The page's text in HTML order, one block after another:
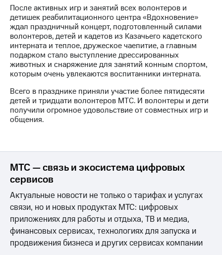
и акционерам
Корпоративное
управление
Корпоративный
секретарь
Раскрытие
информации
Информация
акционерам
Документы
акционеров
Личный
кабинет
акционера
Акционерный
Контроль
и
аудит
Рынок
акций
После активных игр и занятий всех волонтеров и
детишек реабилитационного центра «Вдохновение»
ждал праздничный концерт, подготовленный силами
волонтеров, детей и кадетов из Казачьего кадетского
интерната и теплое, дружеское чаепитие, а главным
подарком стало выступление дрессированных
животных и снаряжение для занятий конным спортом,
которым очень увлекаются воспитанники интерната.
Всего в празднике приняли участие более пятидесяти
детей и тридцати волонтеров МТС. И волонтеры и дети
получили огромное удовольствие от совместных игр и
общения.
МТС — связь и экосистема цифровых
сервисов
Актуальные новости не только о тарифах и услугах
связи, но и новых продуктах МТС: цифровых
приложениях для работы и отдыха, ТВ и медиа,
финансовых сервисах, технологиях для запуска и
продвижения бизнеса и других сервисах компании